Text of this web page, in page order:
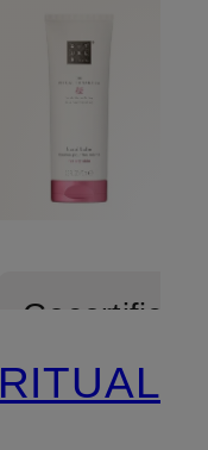
RITUALS